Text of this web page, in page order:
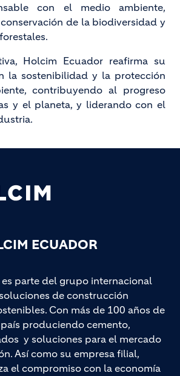
con el medio ambiente,
de la biodiversidad y
Holcim Ecuador reafirma su
la sostenibilidad y la protección
contribuyendo al progreso
y el planeta, y liderando con el
ECUADOR
parte del grupo internacional
de construcción
Con más de 100 años de
produciendo cemento,
y soluciones para el mercado
Así como su empresa filial,
el compromiso con la economía